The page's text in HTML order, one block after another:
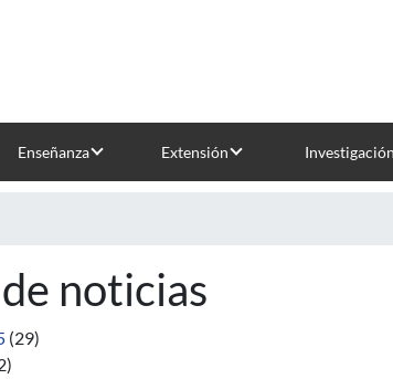
Enseñanza Extensión Investigación
noticias
(29)